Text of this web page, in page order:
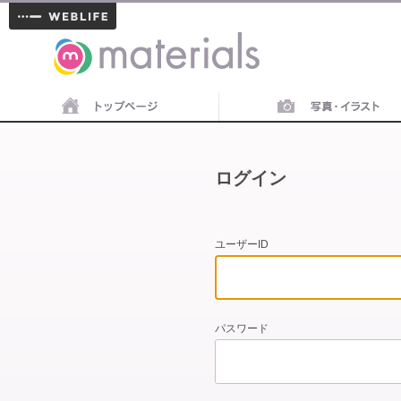
materials
ログイン
ユーザーID
パスワード